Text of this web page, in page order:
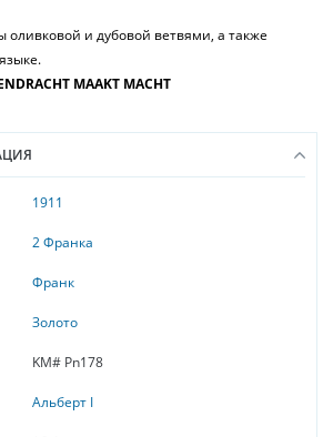
и дубовой ветвями, а также
MAAKT MACHT
1911
2 Франка
Франк
Золото
KM# Pn178
Альберт I